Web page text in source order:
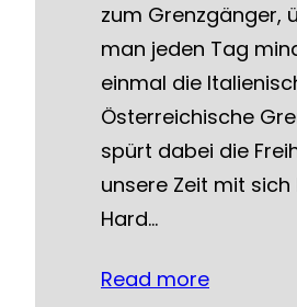
zum Grenzgänger,
man jeden Tag
einmal die
Österreichische
spürt dabei die
unsere Zeit mit sich
Hard…
Read more